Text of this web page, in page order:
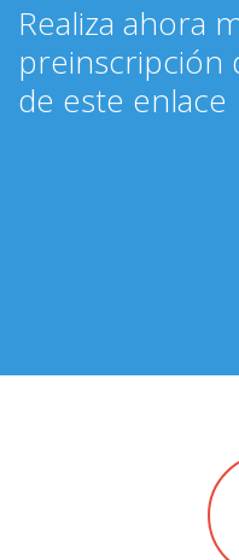
Realiza ahora
preinscripción
de este enlace